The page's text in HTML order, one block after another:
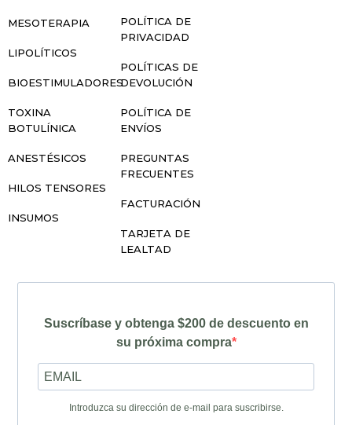
MESOTERAPIA
LIPOLÍTICOS
BIOESTIMULADORES
TOXINA
BOTULÍNICA
ANESTÉSICOS
HILOS TENSORES
INSUMOS
POLÍTICA DE
PRIVACIDAD
POLÍTICAS DE
DEVOLUCIÓN
POLÍTICA DE
ENVÍOS
PREGUNTAS
FRECUENTES
FACTURACIÓN
TARJETA DE
LEALTAD
Suscríbase y obtenga $200 de descuento en
su próxima compra
Introduzca su dirección de e-mail para suscribirse.